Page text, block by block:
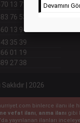
13 71
76 53
13 94
35 39
01 19
27 38
| 2026
binlerce ilanı ile
vefat ilanı, anma ilanı gibi
yayınlanan ilanları
Devamını